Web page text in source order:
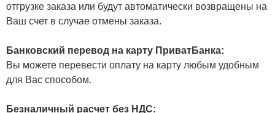
отгрузке заказа или будут автоматически возвращены на
Ваш счет в случае отмены заказа.
Банковский перевод на карту ПриватБанка:
Вы можете перевести оплату на карту любым удобным
для Вас способом.
Безналичный расчет без НДС: